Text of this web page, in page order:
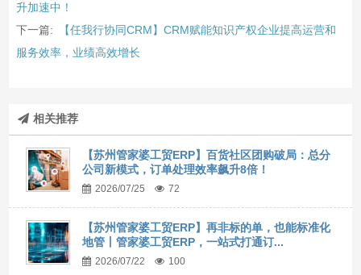
升加速中！
下一篇:
【任我行协同CRM】CRM赋能知识产权企业提高运营和
服务效率，业绩高效增长
相关推荐
【苏州管家婆工贸ERP】百货社区团购破局：总分
公司新模式，订单处理效率飙升8倍！
2026/07/25 72
【苏州管家婆工贸ERP】再非标的单，也能标准化
地管丨管家婆工贸ERP，一站式打通订...
2026/07/22 100